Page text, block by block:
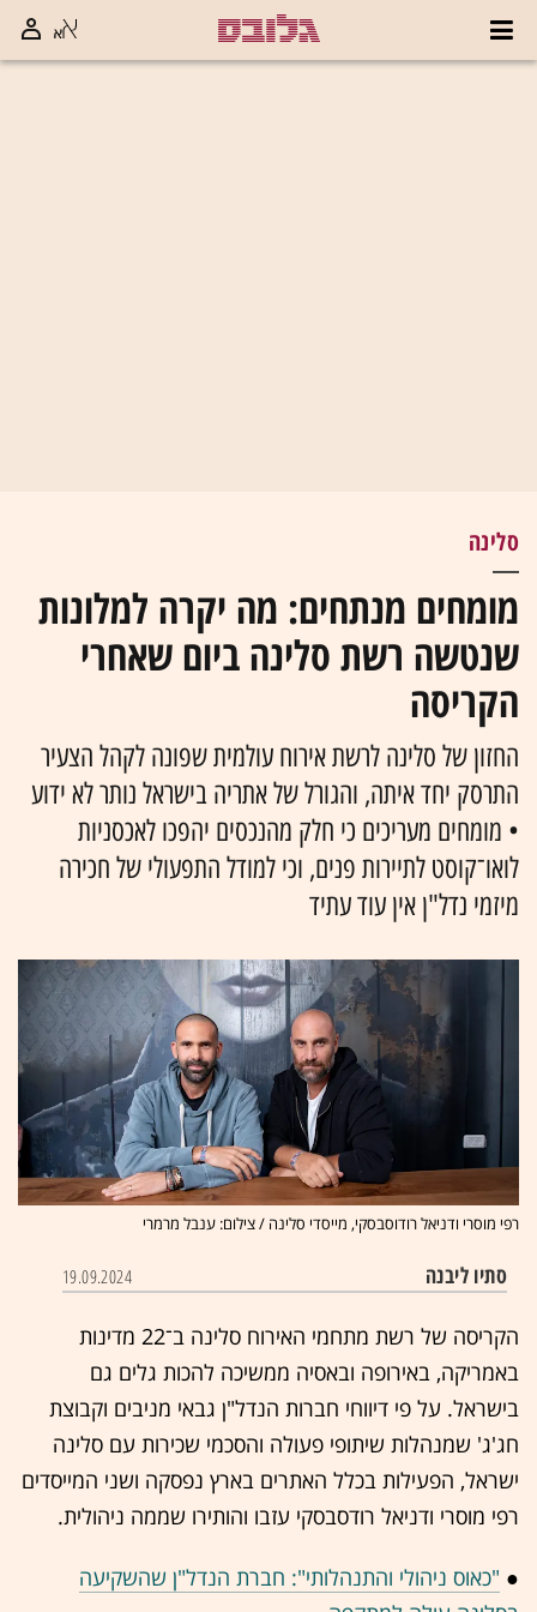
סלינה
מומחים מנתחים: מה יקרה למלונות
שנטשה רשת סלינה ביום שאחרי
הקריסה
החזון של סלינה לרשת אירוח עולמית שפונה לקהל הצעיר
התרסק יחד איתה, והגורל של אתריה בישראל נותר לא ידוע
• מומחים מעריכים כי חלק מהנכסים יהפכו לאכסניות
לואו־קוסט לתיירות פנים, וכי למודל התפעולי של חכירה
מיזמי נדל"ן אין עוד עתיד
רפי מוסרי ודניאל רודוסבסקי, מייסדי סלינה / צילום: ענבל מרמרי
סתיו ליבנה 19.09.2024
הקריסה של רשת מתחמי האירוח סלינה ב־22 מדינות
באמריקה, באירופה ובאסיה ממשיכה להכות גלים גם
בישראל. על פי דיווחי חברות הנדל"ן גבאי מניבים וקבוצת
חג'ג' שמנהלות שיתופי פעולה והסכמי שכירות עם סלינה
ישראל, הפעילות בכלל האתרים בארץ נפסקה ושני המייסדים
רפי מוסרי ודניאל רודסבסקי עזבו והותירו שממה ניהולית.
● "כאוס ניהולי והתנהלותי": חברת הנדל"ן שהשקיעה